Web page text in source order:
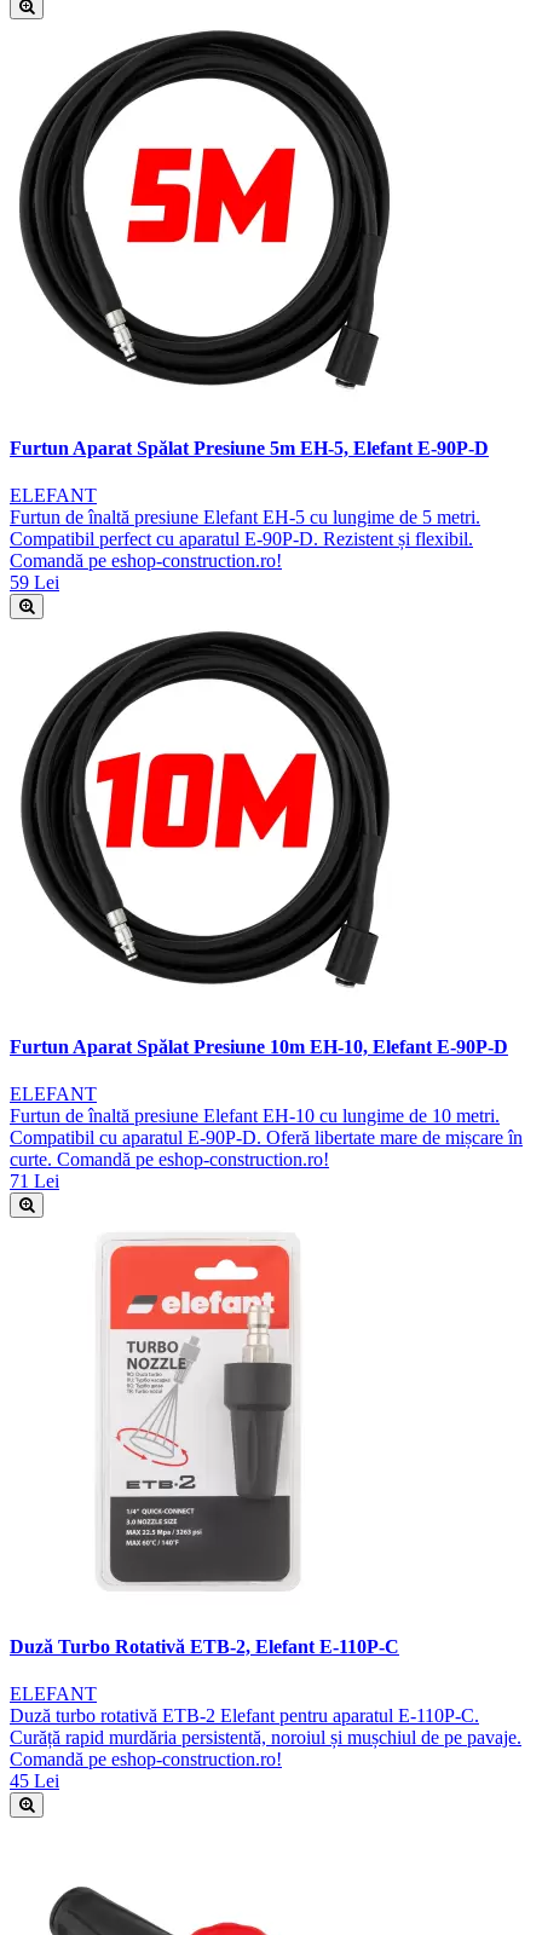
Furtun Aparat Spălat Presiune 5m EH-5, Elefant E-90P-D
ELEFANT
Furtun de înaltă presiune Elefant EH-5 cu lungime de 5 metri.
Compatibil perfect cu aparatul E-90P-D. Rezistent și flexibil.
Comandă pe eshop-construction.ro!
59 Lei
Furtun Aparat Spălat Presiune 10m EH-10, Elefant E-90P-D
ELEFANT
Furtun de înaltă presiune Elefant EH-10 cu lungime de 10 metri.
Compatibil cu aparatul E-90P-D. Oferă libertate mare de mișcare în
curte. Comandă pe eshop-construction.ro!
71 Lei
Duză Turbo Rotativă ETB-2, Elefant E-110P-C
ELEFANT
Duză turbo rotativă ETB-2 Elefant pentru aparatul E-110P-C.
Curăță rapid murdăria persistentă, noroiul și mușchiul de pe pavaje.
Comandă pe eshop-construction.ro!
45 Lei